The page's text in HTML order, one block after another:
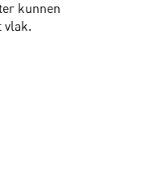
kunnen
vlak.